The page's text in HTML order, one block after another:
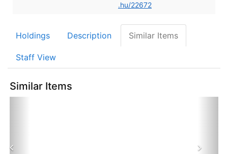
.hu/22672
Holdings Description Similar Items
Staff View
Similar Items
Prev Next